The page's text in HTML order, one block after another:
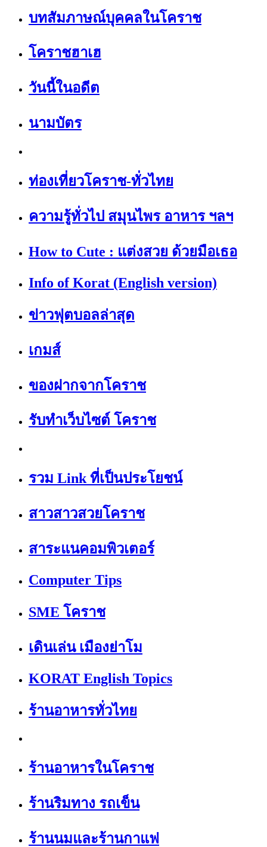
บทสัมภาษณ์บุคคลในโคราช
โคราชฮาเฮ
วันนี้ในอดีต
นามบัตร
ท่องเที่ยวโคราช-ทั่วไทย
ความรู้ทั่วไป สมุนไพร อาหาร ฯลฯ
How to Cute : แต่งสวย ด้วยมือเธอ
Info of Korat (English version)
ข่าวฟุตบอลล่าสุด
เกมส์
ของฝากจากโคราช
รับทำเว็บไซต์ โคราช
รวม Link ที่เป็นประโยชน์
สาวสาวสวยโคราช
สาระแนคอมพิวเตอร์
Computer Tips
SME โคราช
เดินเล่น เมืองย่าโม
KORAT English Topics
ร้านอาหารทั่วไทย
ร้านอาหารในโคราช
ร้านริมทาง รถเข็น
ร้านนมและร้านกาแฟ